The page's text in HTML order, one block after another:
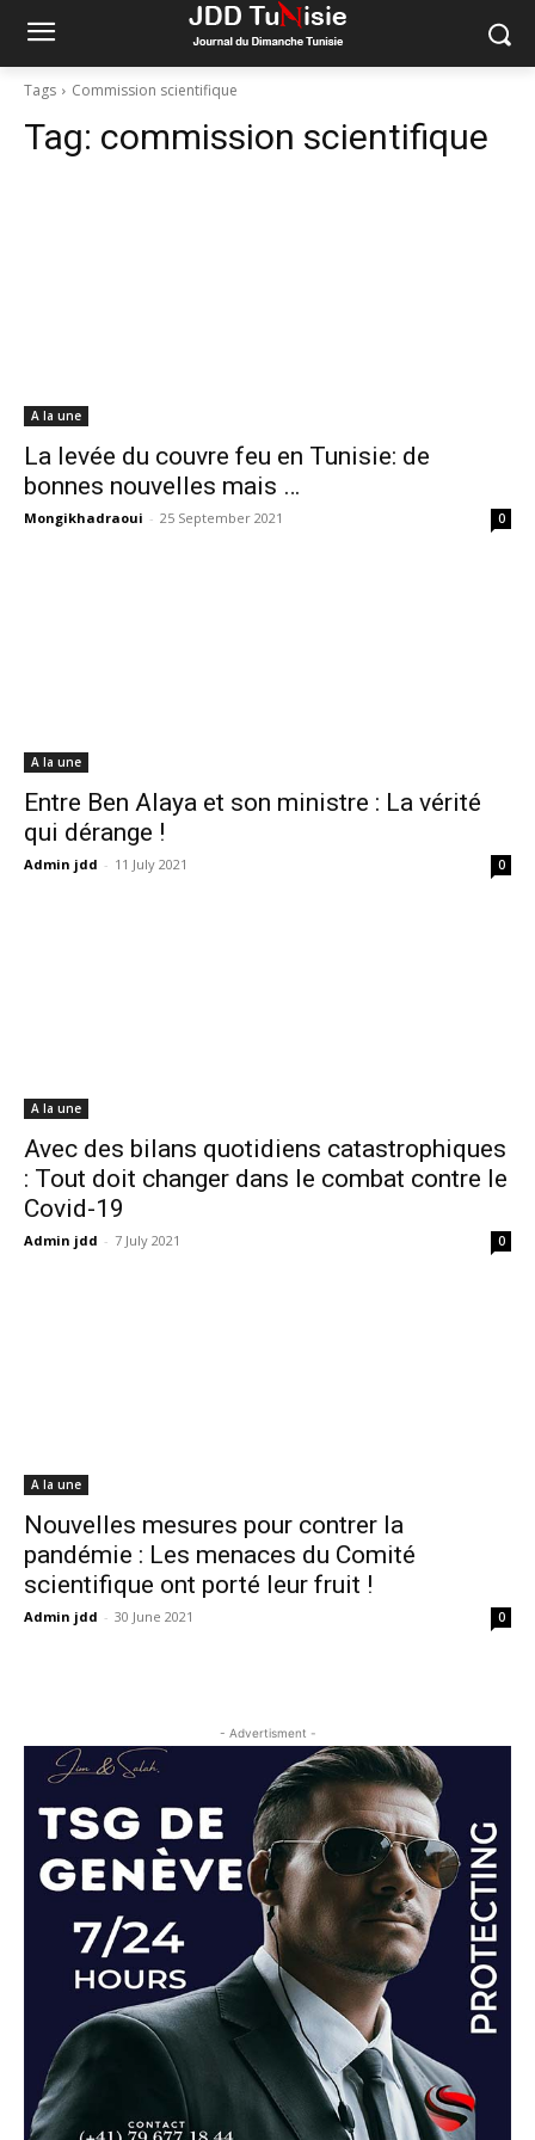
Tags Commission scientifique
Tag: commission scientifique
A la une
La levée du couvre feu en Tunisie: de
bonnes nouvelles mais …
Mongikhadraoui - 25 September 2021 0
A la une
Entre Ben Alaya et son ministre : La vérité
qui dérange !
Admin jdd - 11 July 2021 0
A la une
Avec des bilans quotidiens catastrophiques
: Tout doit changer dans le combat contre le
Covid-19
Admin jdd - 7 July 2021 0
A la une
Nouvelles mesures pour contrer la
pandémie : Les menaces du Comité
scientifique ont porté leur fruit !
Admin jdd - 30 June 2021 0
- Advertisment -